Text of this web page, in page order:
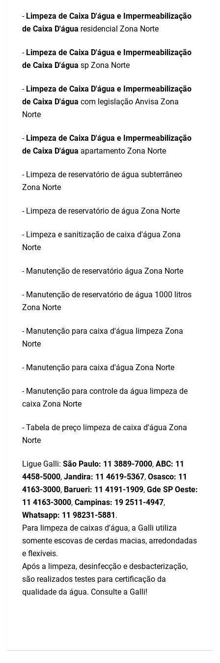
- Limpeza de Caixa D'água e Impermeabilização
de Caixa D'água residencial Zona Norte
- Limpeza de Caixa D'água e Impermeabilização
de Caixa D'água sp Zona Norte
- Limpeza de Caixa D'água e Impermeabilização
de Caixa D'água com legislação Anvisa Zona
Norte
- Limpeza de Caixa D'água e Impermeabilização
de Caixa D'água apartamento Zona Norte
- Limpeza de reservatório de água subterrâneo
Zona Norte
- Limpeza de reservatório de água Zona Norte
- Limpeza e sanitização de caixa d'água Zona
Norte
- Manutenção de reservatório água Zona Norte
- Manutenção de reservatório de água 1000 litros
Zona Norte
- Manutenção para caixa d'água limpeza Zona
Norte
- Manutenção para caixa d'água Zona Norte
- Manutenção para controle da água limpeza de
caixa Zona Norte
- Tabela de preço limpeza de caixa d'água Zona
Norte
Ligue Galli: São Paulo: 11 3889-7000, ABC: 11
4458-5000, Jandira: 11 4619-5367, Osasco: 11
4163-3000, Barueri: 11 4191-1909, Gde SP Oeste:
11 4163-3000, Campinas: 19 2511-4947,
Whatsapp: 11 98231-5881 .
Para limpeza de caixas d'água, a Galli utiliza
somente escovas de cerdas macias, arredondadas
e flexíveis.
Após a limpeza, desinfecção e desbacterização,
são realizados testes para certificação da
qualidade da água. Consulte a Galli!